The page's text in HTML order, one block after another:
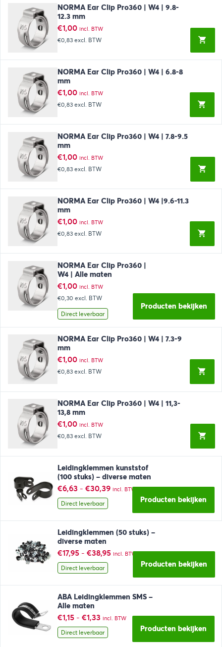
NORMA Ear Clip Pro360 | W4 | 9.8-
12.3 mm
€1,00 incl. BTW
€0,83 excl. BTW
NORMA Ear Clip Pro360 | W4 | 6.8-8
mm
€1,00 incl. BTW
€0,83 excl. BTW
NORMA Ear Clip Pro360 | W4 | 7.8-9.5
mm
€1,00 incl. BTW
€0,83 excl. BTW
NORMA Ear Clip Pro360 | W4 |9.6-11.3
mm
€1,00 incl. BTW
€0,83 excl. BTW
NORMA Ear Clip Pro360 |
W4 | Alle maten
€1,00 incl. BTW
€0,30 excl. BTW
Direct leverbaar
Producten bekijken
NORMA Ear Clip Pro360 | W4 | 7.3-9
mm
€1,00 incl. BTW
€0,83 excl. BTW
NORMA Ear Clip Pro360 | W4 | 11,3-
13,8 mm
€1,00 incl. BTW
€0,83 excl. BTW
Leidingklemmen kunststof
(100 stuks) – diverse maten
€6,63 - €30,39Prijsklasse:
€30,39
incl. BTW
Direct leverbaar Producten bekijken
Leidingklemmen (50 stuks) –
diverse maten
€17,95 - €38,95Prijsklasse:
€38,95
incl. BTW
Direct leverbaar Producten bekijken
ABA Leidingklemmen SMS –
Alle maten
€1,15 - €1,33Prijsklasse:
€1,15
tot
€1,33
incl. BTW
Direct leverbaar Producten bekijken